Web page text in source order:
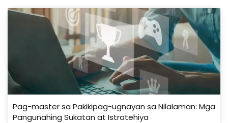
Pag-master sa Pakikipag-ugnayan sa Nilalaman: Mga
Pangunahing Sukatan at Istratehiya